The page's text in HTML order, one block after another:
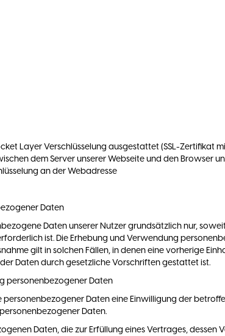
Layer Verschlüsselung ausgestattet (SSL-Zertifikat
dem Server unserer Webseite und den Browser
an der Webadresse
Daten
Daten unserer Nutzer grundsätzlich nur,
ist. Die Erhebung und Verwendung
gilt in solchen Fällen, in denen eine vorherige
Daten durch gesetzliche Vorschriften gestattet ist.
personenbezogener Daten
Daten eine Einwilligung der
Daten.
Daten, die zur Erfüllung eines Vertrages,